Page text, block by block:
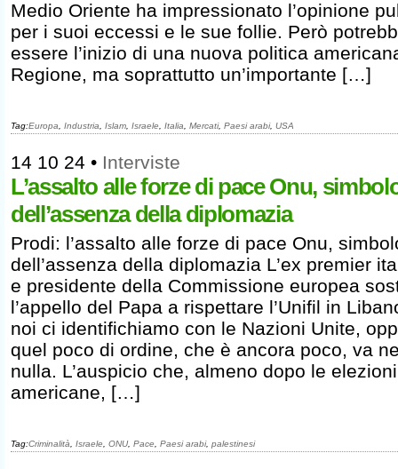
Medio Oriente ha impressionato l’opinione
per i suoi eccessi e le sue follie. Però
essere l’inizio di una nuova politica
Regione, ma soprattutto un’importante […]
Tag:Europa Industria Islam Israele Italia Mercati, Paesi arabi, USA
14 10 24 • Interviste
L’assalto alle forze di pace Onu,
dell’assenza della diplomazia
Prodi: l’assalto alle forze di pace Onu,
dell’assenza della diplomazia L’ex premier
e presidente della Commissione europea
l’appello del Papa a rispettare l’Unifil in
noi ci identifichiamo con le Nazioni Unite,
quel poco di ordine, che è ancora poco, va
nulla. L’auspicio che, almeno dopo le elezioni
americane, […]
Tag:Criminalità Israele ONU, Pace Paesi arabi, palestinesi